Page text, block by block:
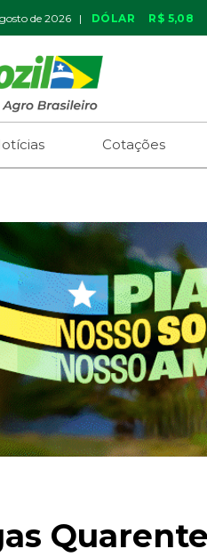
de 2026 | DÓLAR R$ 5,08
Cotações